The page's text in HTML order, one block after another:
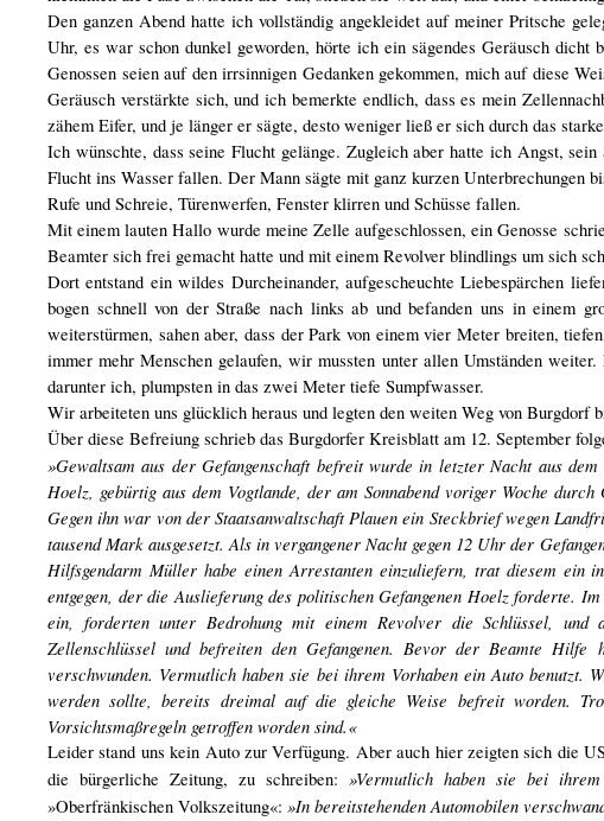
Den ganzen Abend hatte ich vollständig angekleidet auf meiner Pritsche
Uhr, es war schon dunkel geworden, hörte ich ein sägendes Geräusch
Genossen seien auf den irrsinnigen Gedanken gekommen, mich auf diese
Geräusch verstärkte sich, und ich bemerkte endlich, dass es mein
zähem Eifer, und je länger er sägte, desto weniger ließ er sich durch das
Ich wünschte, dass seine Flucht gelänge. Zugleich aber hatte ich Angst,
Flucht ins Wasser fallen. Der Mann sägte mit ganz kurzen Unterbrechungen
Rufe und Schreie, Türenwerfen, Fenster klirren und Schüsse fallen.
Mit einem lauten Hallo wurde meine Zelle aufgeschlossen, ein Genosse
Beamter sich frei gemacht hatte und mit einem Revolver blindlings um sich
Dort entstand ein wildes Durcheinander, aufgescheuchte Liebespärchen
bogen schnell von der Straße nach links ab und befanden uns in einem
weiterstürmen, sahen aber, dass der Park von einem vier Meter breiten,
immer mehr Menschen gelaufen, wir mussten unter allen Umständen
darunter ich, plumpsten in das zwei Meter tiefe Sumpfwasser.
Wir arbeiteten uns glücklich heraus und legten den weiten Weg von Burgdorf
Über diese Befreiung schrieb das Burgdorfer Kreisblatt am 12. September
»Gewaltsam aus der Gefangenschaft befreit wurde in letzter Nacht aus
Hoelz, gebürtig aus dem Vogtlande, der am Sonnabend voriger Woche
Gegen ihn war von der Staatsanwaltschaft Plauen ein Steckbrief wegen
tausend Mark ausgesetzt. Als in vergangener Nacht gegen 12 Uhr der
Hilfsgendarm Müller habe einen Arrestanten einzuliefern, trat diesem ein
entgegen, der die Auslieferung des politischen Gefangenen Hoelz forderte.
ein, forderten unter Bedrohung mit einem Revolver die Schlüssel,
Zellenschlüssel und befreiten den Gefangenen. Bevor der Beamte
verschwunden. Vermutlich haben sie bei ihrem Vorhaben ein Auto
werden sollte, bereits dreimal auf die gleiche Weise befreit worden.
Vorsichtsmaßregeln getroffen worden sind.«
Leider stand uns kein Auto zur Verfügung. Aber auch hier zeigten sich die
die bürgerliche Zeitung, zu schreiben:»Vermutlich haben sie bei
»Oberfränkischen Volkszeitung«: »In bereitstehenden Automobilen